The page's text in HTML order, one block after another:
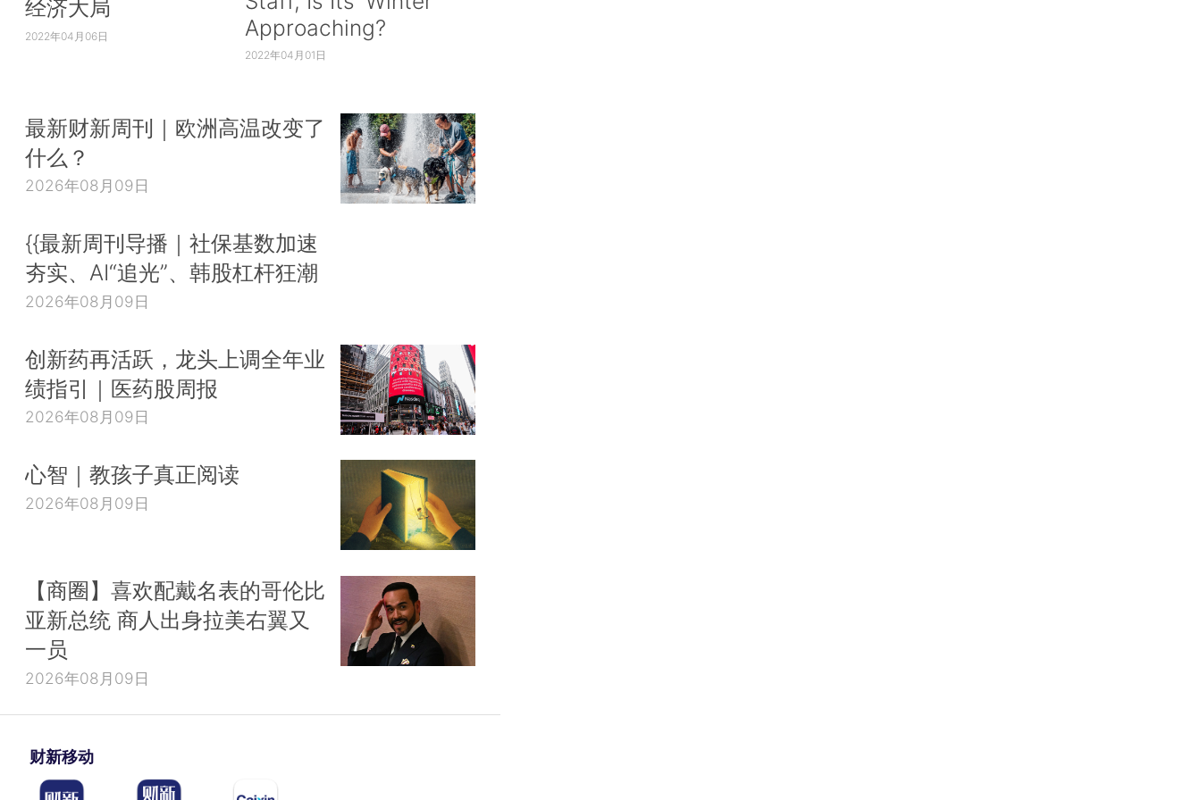
经济大局
2022年04月06日
Approaching?
2022年04月01日
最新财新周刊｜欧洲高温改变了
什么？
2026年08月09日
{{最新周刊导播｜社保基数加速
夯实、AI“追光”、韩股杠杆狂潮
2026年08月09日
创新药再活跃，龙头上调全年业
绩指引｜医药股周报
2026年08月09日
心智｜教孩子真正阅读
2026年08月09日
【商圈】喜欢配戴名表的哥伦比
亚新总统 商人出身拉美右翼又
一员
2026年08月09日
财新移动